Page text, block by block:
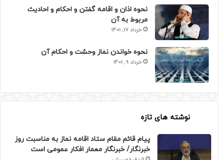
نحوه اذان و اقامه گفتن و احکام و احادیث
مربوط به آن
خرداد 17, 1401
نحوه خواندن نماز وحشت و احکام آن
خرداد 9, 1401
نوشته های تازه
پیام قائم مقام ستاد اقامه نماز به مناسبت روز
خبرنگار/ خبرنگار معمار افکار عمومی است